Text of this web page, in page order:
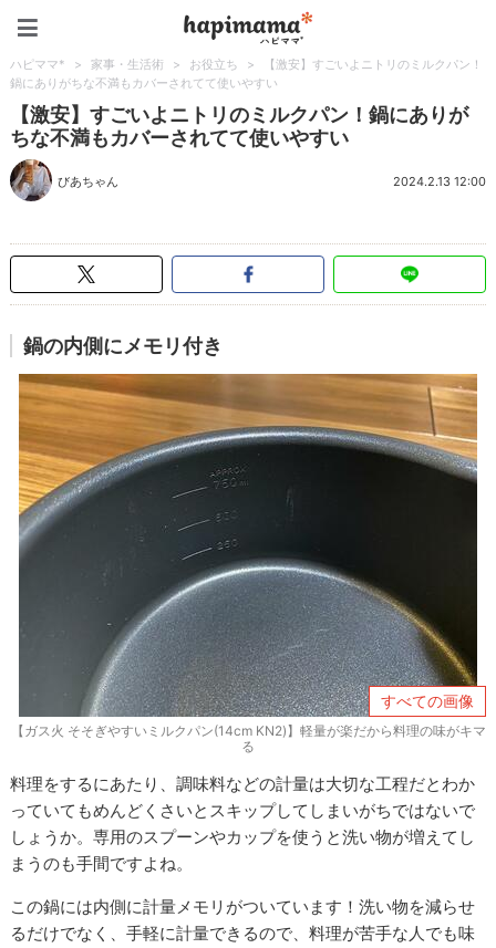
ハピママ* > 家事・生活術 > お役立ち >
【激安】すごいよニトリのミルクパン！
鍋にありがちな不満もカバーされてて使いやすい
【激安】すごいよニトリのミルクパン！鍋にありが
ちな不満もカバーされてて使いやすい
びあちゃん 2024.2.13 12:00
鍋の内側にメモリ付き
すべての画像
【ガス火 そそぎやすいミルクパン(14cm KN2)】軽量が楽だから料理の味がキマ
る
料理をするにあたり、調味料などの計量は大切な工程だとわか
っていてもめんどくさいとスキップしてしまいがちではないで
しょうか。専用のスプーンやカップを使うと洗い物が増えてし
まうのも手間ですよね。
この鍋には内側に計量メモリがついています！洗い物を減らせ
るだけでなく、手軽に計量できるので、料理が苦手な人でも味